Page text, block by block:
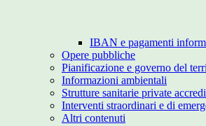
IBAN e pagamenti
Opere pubbliche
Pianificazione e governo del
Informazioni ambientali
Strutture sanitarie private
Interventi straordinari e di
Altri contenuti